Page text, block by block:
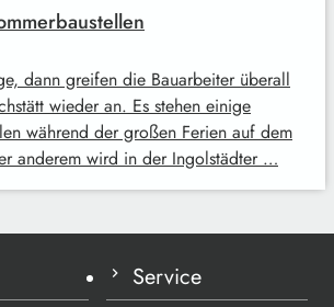
dann greifen die Bauarbeiter überall
wieder an. Es stehen einige
während der großen Ferien auf dem
anderem wird in der Ingolstädter …
Service